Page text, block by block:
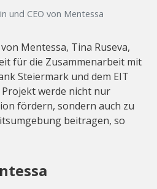
und CEO von Mentessa
Mentessa, Tina Ruseva,
für die Zusammenarbeit mit
Steiermark und dem EIT
werde nicht nur
fördern, sondern auch zu
beitragen, so